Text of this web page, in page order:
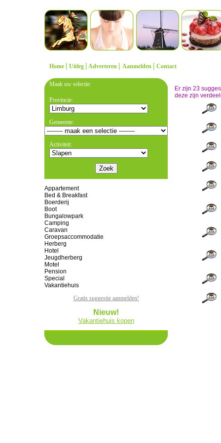
Home | Uitleg | Adverteren | Aanmelden | Contact
Maak uw selectie:
Provincie:
Gemeente:
Activiteit:
Appartement
Bed & Breakfast
Boerderij
Boot
Bungalowpark
Camping
Caravan
Groepsaccommodatie
Herberg
Hotel
Jeugdherberg
Motel
Pension
Special
Vakantiehuis
Gratis suggestie aanmelden!
Nieuw!
Vakantiehuis kopen
Er zijn 23
deze zijn